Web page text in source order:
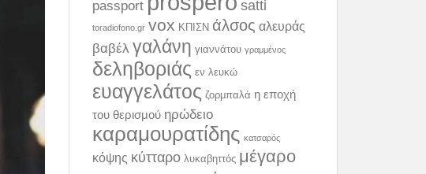
passport satti
toradiofono.gr vox ΚΠΙΣΝ άλσος αλευράς
βαβέλ γαλάνη γιαννάτου γραμμένος
δεληβοριάς εν λευκώ
ευαγγελάτος ζορμπαλά η εποχή
του θερισμού ηρώδειο
καραμουρατίδης κατσαρός
κόψης κύτταρο λυκαβηττός μέγαρο